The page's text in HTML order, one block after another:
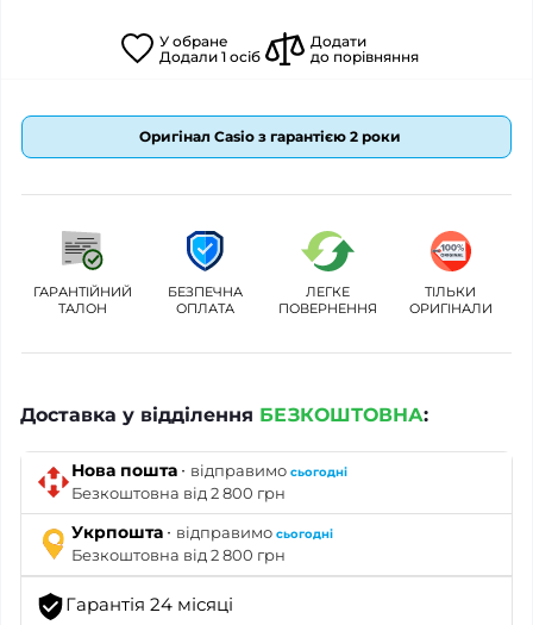
У обране
Додали 1 осіб
Додати
до порівняння
Оригінал Casio з гарантією 2 роки
ГАРАНТІЙНИЙ
ТАЛОН
БЕЗПЕЧНА
ОПЛАТА
ЛЕГКЕ
ПОВЕРНЕННЯ
ТІЛЬКИ
ОРИГІНАЛИ
Доставка у відділення БЕЗКОШТОВНА:
Нова пошта · відправимо сьогодні
Безкоштовна від 2 800 грн
Укрпошта · відправимо сьогодні
Безкоштовна від 2 800 грн
Гарантія 24 місяці